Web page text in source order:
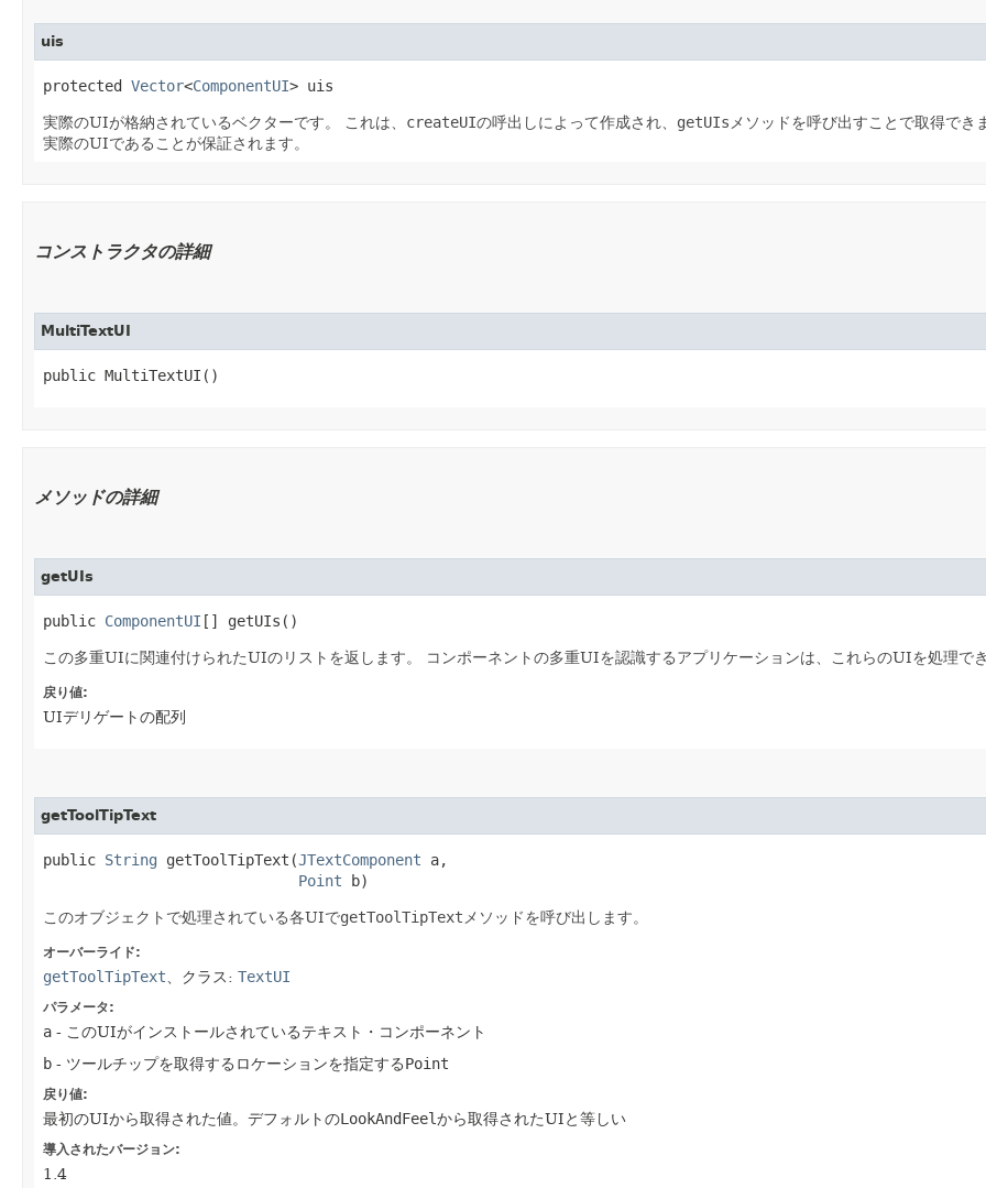
uis
protected Vector<ComponentUI> uis
実際のUIが格納されているベクターです。 これは、 createUIの呼出しによって作成され、 getUIs メソッドを呼び出すことで取得でき
実際のUIであることが保証されます。
コンストラクタの詳細
MultiTextUI
public MultiTextUI()
メソッドの詳細
getUIs
public ComponentUI [] getUIs()
この多重UIに関連付けられたUIのリストを返します。 コンポーネントの多重UIを認識するアプリケーションは、これらのUIを処理で
戻り値:
UIデリゲートの配列
getToolTipText
public String getToolTipText​(JTextComponent a,
Point b)
このオブジェクトで処理されている各UIでgetToolTipText メソッドを呼び出します。
オーバーライド:
getToolTipText 、クラス: TextUI
パラメータ:
a - このUIがインストールされているテキスト・コンポーネント
b - ツールチップを取得するロケーションを指定するPoint
戻り値:
最初のUIから取得された値。デフォルトのLookAndFeelから取得されたUIと等しい
導入されたバージョン:
1.4